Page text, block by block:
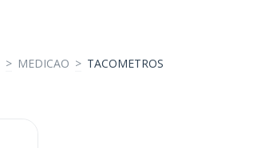
> MEDICAO > TACOMETROS